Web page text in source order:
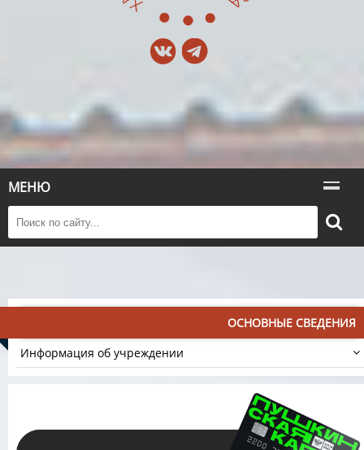
МЕНЮ
ОСНОВНЫЕ СВЕДЕНИЯ
Информация об учреждении